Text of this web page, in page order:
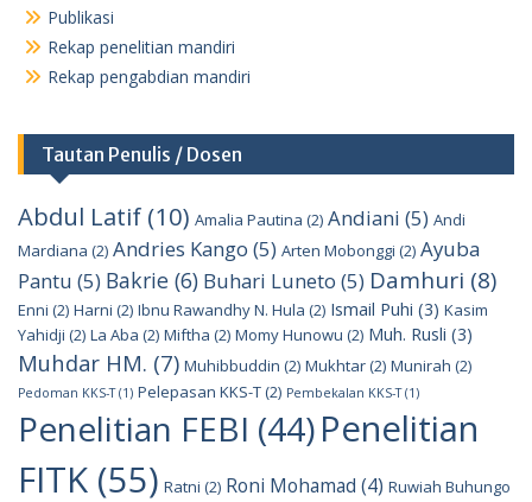
Publikasi
Rekap penelitian mandiri
Rekap pengabdian mandiri
Tautan Penulis / Dosen
Abdul Latif (10) Amalia Pautina (2) Andiani (5) Andi
Mardiana (2) Andries Kango (5) Arten Mobonggi (2) Ayuba
Pantu (5) Bakrie (6) Buhari Luneto (5) Damhuri (8)
Enni (2) Harni (2) Ibnu Rawandhy N. Hula (2) Ismail Puhi (3) Kasim
Yahidji (2) La Aba (2) Miftha (2) Momy Hunowu (2) Muh. Rusli (3)
Muhdar HM. (7) Muhibbuddin (2) Mukhtar(2) Munirah (2)
Pedoman KKS-T(1) Pelepasan KKS-T(2) Pembekalan KKS-T(1)
Penelitian FEBI (44)Penelitian
FITK (55) Ratni (2) Roni Mohamad (4) Ruwiah Buhungo